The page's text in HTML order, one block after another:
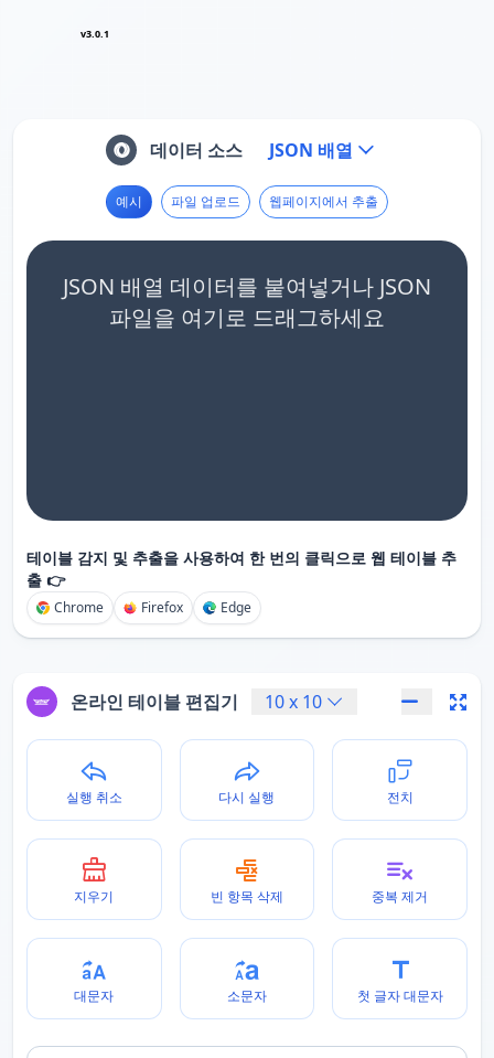
v3.0.1
데이터 소스 JSON 배열
예시 파일 업로드 웹페이지에서 추출
JSON 배열 데이터를 붙여넣거나 JSON
파일을 여기로 드래그하세요
테이블 감지 및 추출을 사용하여 한 번의 클릭으로 웹 테이블 추
출 👉
Chrome Firefox Edge
온라인 테이블 편집기 10x 10
실행 취소 다시 실행 전치
지우기 빈 항목 삭제 중복 제거
대문자 소문자 첫 글자 대문자